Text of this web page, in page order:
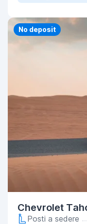
Priority
No deposit
Chevrolet
Posti a sedere